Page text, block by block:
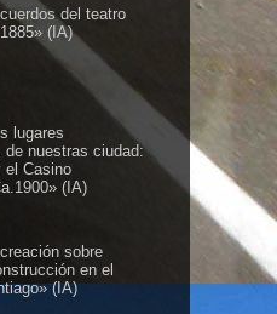
del teatro
(IA)
lugares
de nuestras ciudad:
el Casino
(IA)
sobre
en el
(IA)